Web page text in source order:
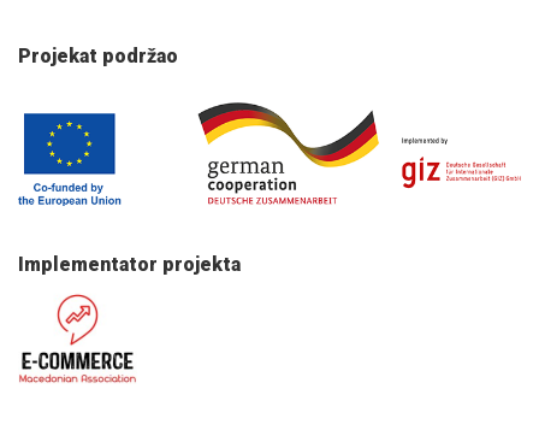
Projekat podržao
Implementator projekta